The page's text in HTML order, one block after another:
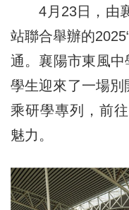
4月23日，由襄
站聯合舉辦的
通。襄陽市東風
學生迎來了一場別
乘研學專列，前
魅力。